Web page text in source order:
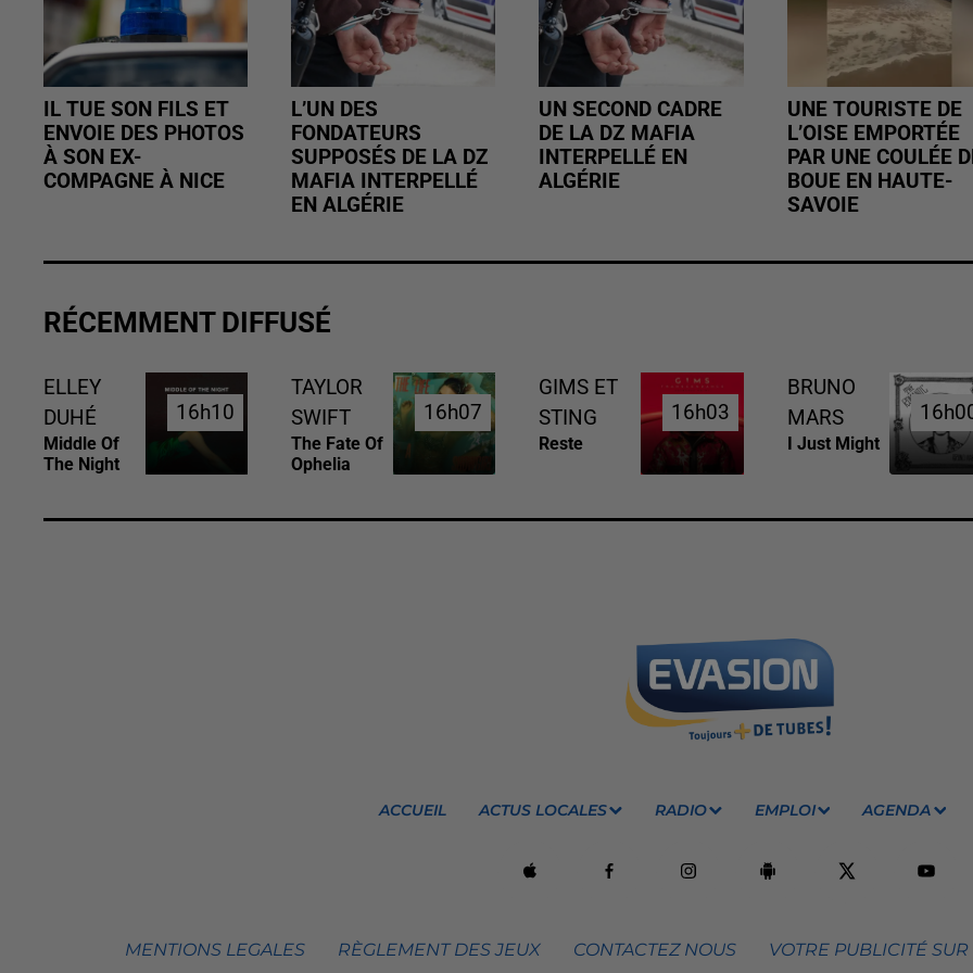
IL TUE SON FILS ET
ENVOIE DES PHOTOS
À SON EX-
COMPAGNE À NICE
L’UN DES
FONDATEURS
SUPPOSÉS DE LA DZ
MAFIA INTERPELLÉ
EN ALGÉRIE
UN SECOND CADRE
DE LA DZ MAFIA
INTERPELLÉ EN
ALGÉRIE
UNE TOURISTE DE
L’OISE EMPORTÉE
PAR UNE COULÉE
BOUE EN HAUTE-
SAVOIE
RÉCEMMENT DIFFUSÉ
ELLEY
DUHÉ
Middle Of
The Night
16h10
16h10
TAYLOR
SWIFT
The Fate Of
Ophelia
16h07
16h07
GIMS ET
STING
Reste
16h03
16h03
BRUNO
MARS
I Just Might
ACCUEIL ACTUS LOCALES RADIO EMPLOI AGENDA
MENTIONS LEGALES RÈGLEMENT DES JEUX CONTACTEZ NOUS VOTRE PUBLICITÉ